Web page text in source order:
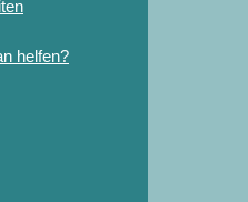
helfen?